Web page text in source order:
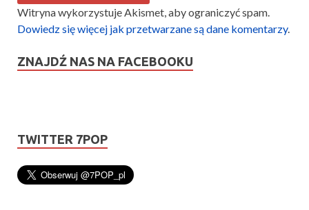
Witryna wykorzystuje Akismet, aby ograniczyć spam.
Dowiedz się więcej jak przetwarzane są dane komentarzy.
ZNAJDŹ NAS NA FACEBOOKU
TWITTER 7POP